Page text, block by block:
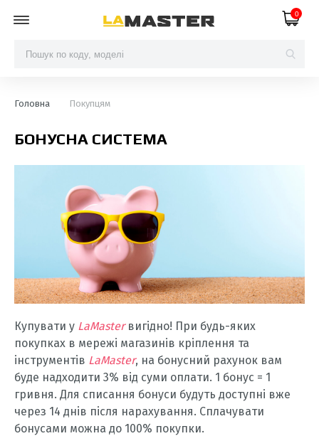
0
Головна Покупцям
БОНУСНА СИСТЕМА
Купувати у LaMasterвигідно! При будь-яких
покупках в мережі магазинів кріплення та
інструментів LaMaster, на бонусний рахунок вам
буде надходити 3% від суми оплати. 1 бонус = 1
гривня. Для списання бонуси будуть доступні вже
через 14 днів після нарахування. Сплачувати
бонусами можна до 100% покупки.